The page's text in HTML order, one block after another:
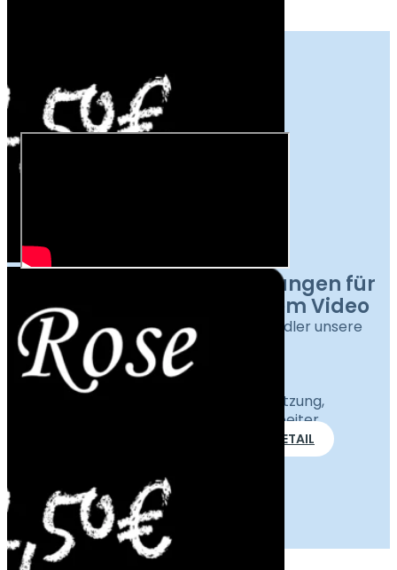
Entdecken Sie unsere Lösungen für
den Etikettendruck in einem Video
Entdecken Sie in einem Video, wie Händler unsere
Lösungen nutzen.
Neue doppelseitige Etiketten,
Einführung eines PLU-Codes,
Informationen zur Verkaufsunterstützung,
Tipps zur Unterstützung Ihrer Mitarbeiter.
ENTDECKEN SIE UNSERE LÖSUNGEN IM DETAIL